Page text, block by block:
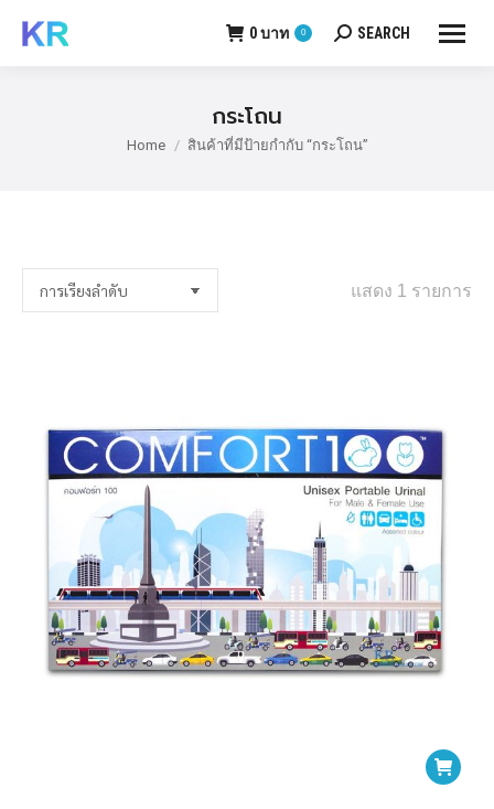
0บาท 0 Search:
SEARCH
กระโถน
You are here:
Home สินค้าที่มีป้ายกำกับ “กระโถน”
แสดง 1 รายการ